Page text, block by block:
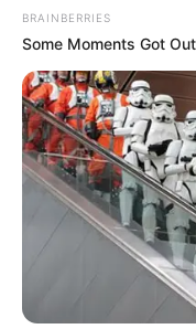
BRAINBERRIES
Some Moments Got